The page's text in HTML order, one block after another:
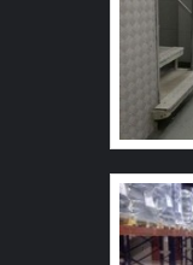
comprometida
segurança,
escritório de
atividades e
esses fatores,
de consultores
experiência na
experiência para
25x25cm;
diferentes
relevos que
mudança de
e rampas,
Mundo